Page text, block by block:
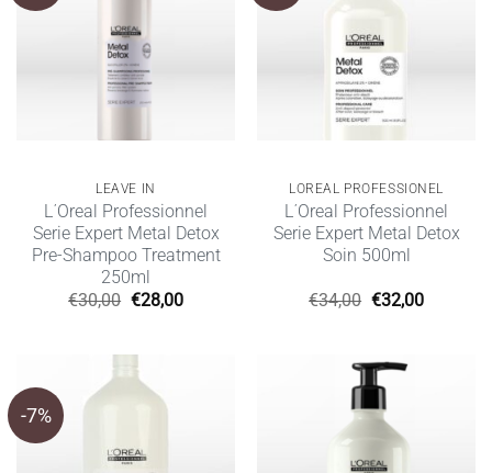
LEAVE IN
L΄Oreal Professionnel
Serie Expert Metal Detox
Pre-Shampoo Treatment
250ml
€30,00 Original
price
€28,00Η
LOREAL PROFESSIONEL
L΄Oreal Professionnel
Serie Expert Metal Detox
Soin 500ml
€34,00 Original
price
€32,00Η
-7%